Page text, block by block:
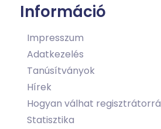
Információ
Impresszum
Adatkezelés
Tanúsítványok
Hírek
Hogyan válhat regisztrátorrá
Statisztika